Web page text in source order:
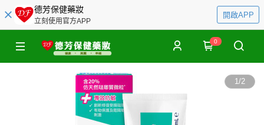
德芳保健藥妝
立刻使用官方APP
開啟APP
0
1/2